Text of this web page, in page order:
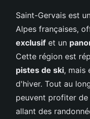
Saint-Gervais est
Alpes françaises,
exclusif et un
Cette région est
pistes de ski, mais
d'hiver. Tout au
peuvent profiter de
allant des